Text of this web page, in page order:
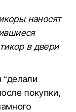
наносят
в двери
покупки,